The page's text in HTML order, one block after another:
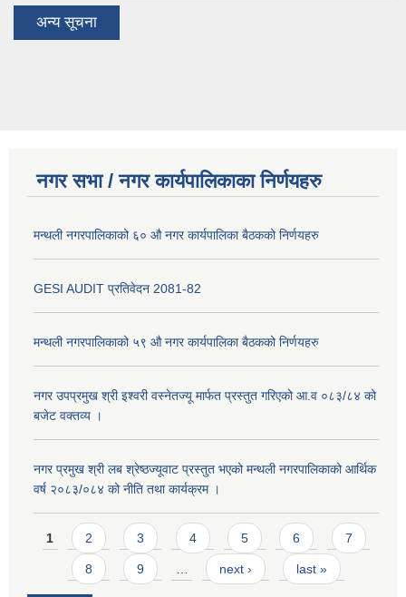
अन्य सूचना
नगर सभा / नगर कार्यपालिकाका निर्णयहरु
मन्थली नगरपालिकाको ६० औ नगर कार्यपालिका बैठकको निर्णयहरु
GESI AUDIT प्रतिवेदन 2081-82
मन्थली नगरपालिकाको ५९ औ नगर कार्यपालिका बैठकको निर्णयहरु
नगर उपप्रमुख श्री इश्वरी वस्नेतज्यू मार्फत प्रस्तुत गरिएको आ.व ०८३/८४ को
बजेट वक्तव्य ।
नगर प्रमुख श्री लब श्रेष्ठज्यूवाट प्रस्तुत भएको मन्थली नगरपालिकाको आर्थिक
वर्ष २०८३/०८४ को नीति तथा कार्यक्रम ।
Pages
1 2 3 4 5 6 7
8 9 next › last »